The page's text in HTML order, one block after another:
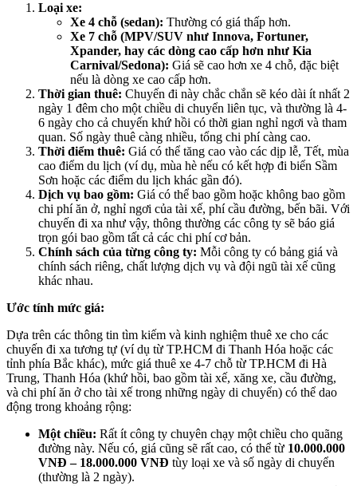
Loại xe:
Xe 4 chỗ (sedan): Thường có giá thấp hơn.
Xe 7 chỗ (MPV/SUV như Innova, Fortuner,
Xpander, hay các dòng cao cấp hơn như Kia
Carnival/Sedona): Giá sẽ cao hơn xe 4 chỗ, đặc biệt
nếu là dòng xe cao cấp hơn.
Thời gian thuê: Chuyến đi này chắc chắn sẽ kéo dài ít nhất 2
ngày 1 đêm cho một chiều di chuyển liên tục, và thường là 4-
6 ngày cho cả chuyến khứ hồi có thời gian nghỉ ngơi và tham
quan. Số ngày thuê càng nhiều, tổng chi phí càng cao.
Thời điểm thuê: Giá có thể tăng cao vào các dịp lễ, Tết, mùa
cao điểm du lịch (ví dụ, mùa hè nếu có kết hợp đi biển Sầm
Sơn hoặc các điểm du lịch khác gần đó).
Dịch vụ bao gồm: Giá có thể bao gồm hoặc không bao gồm
chi phí ăn ở, nghỉ ngơi của tài xế, phí cầu đường, bến bãi. Với
chuyến đi xa như vậy, thông thường các công ty sẽ báo giá
trọn gói bao gồm tất cả các chi phí cơ bản.
Chính sách của từng công ty: Mỗi công ty có bảng giá và
chính sách riêng, chất lượng dịch vụ và đội ngũ tài xế cũng
khác nhau.
Ước tính mức giá:
Dựa trên các thông tin tìm kiếm và kinh nghiệm thuê xe cho các
chuyến đi xa tương tự (ví dụ từ TP.HCM đi Thanh Hóa hoặc các
tỉnh phía Bắc khác), mức giá thuê xe 4-7 chỗ từ TP.HCM đi Hà
Trung, Thanh Hóa (khứ hồi, bao gồm tài xế, xăng xe, cầu đường,
và chi phí ăn ở cho tài xế trong những ngày di chuyển) có thể dao
động trong khoảng rộng:
Một chiều: Rất ít công ty chuyên chạy một chiều cho quãng
đường này. Nếu có, giá cũng sẽ rất cao, có thể từ 10.000.000
VNĐ – 18.000.000 VNĐ tùy loại xe và số ngày di chuyển
(thường là 2 ngày).